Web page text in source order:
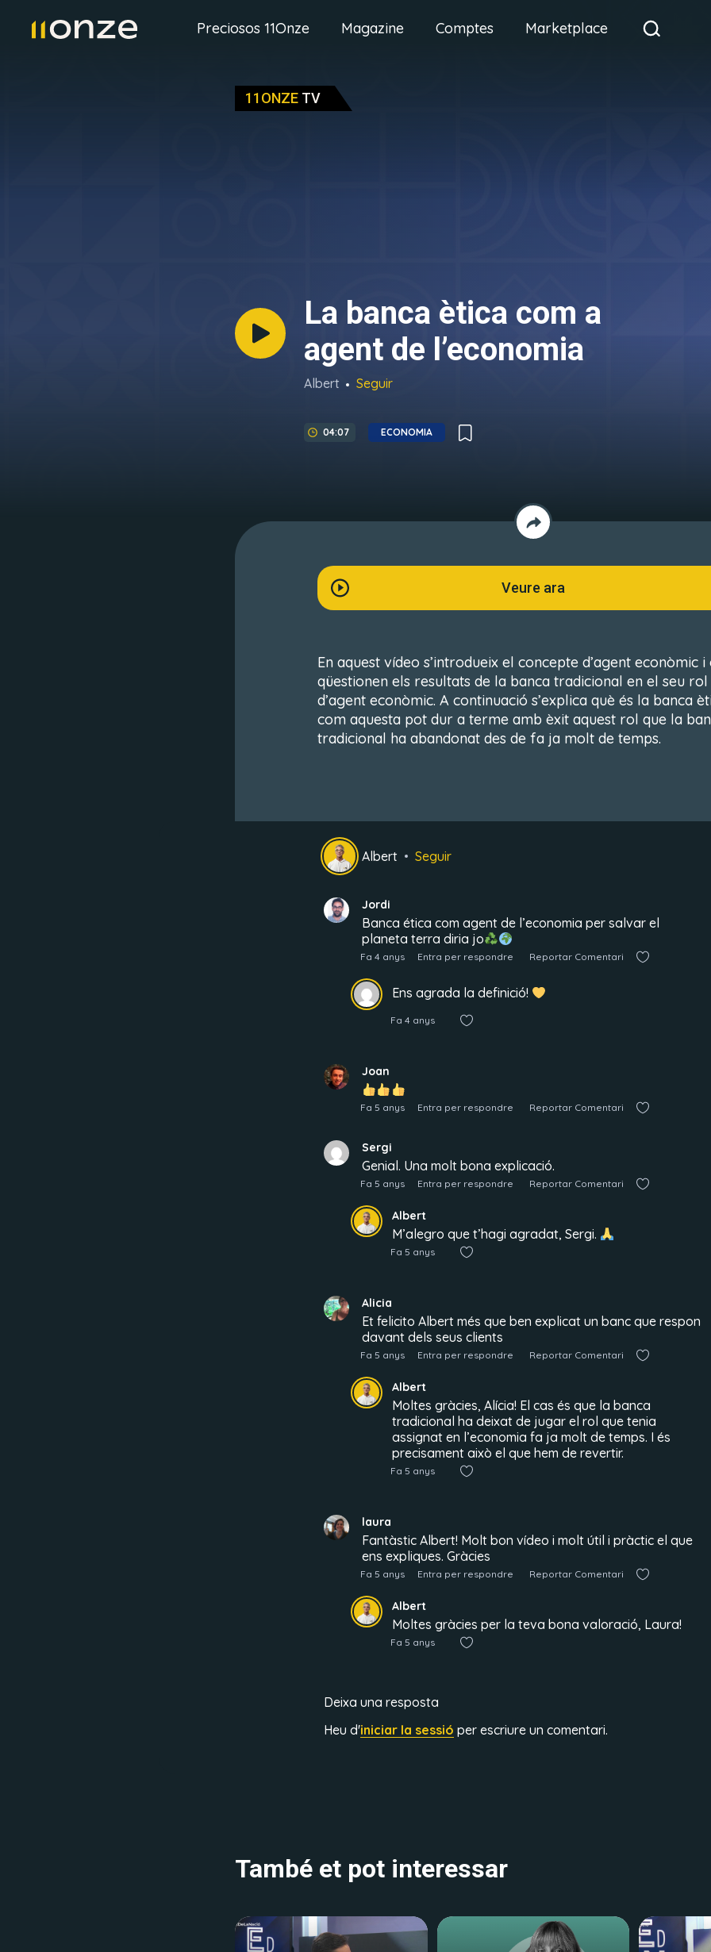
Preciosos 11Onze Magazine Comptes Marketplace
11ONZE TV
La banca ètica com a
agent de l’economia
Albert Seguir
04:07 ECONOMIA
Veure ara
En aquest vídeo s’introdueix el concepte d’agent econòmic i
qüestionen els resultats de la banca tradicional en el seu rol
d’agent econòmic. A continuació s’explica què és la banca
com aquesta pot dur a terme amb èxit aquest rol que la
tradicional ha abandonat des de fa ja molt de temps.
Albert Seguir
Jordi
Banca ética com agent de l’economia per salvar el
planeta terra diria jo
Fa 4 anys Entra per respondre Reportar Comentari
Ens agrada la definició!
Fa 4 anys
Joan
Fa 5 anys Entra per respondre Reportar Comentari
Sergi
Genial. Una molt bona explicació.
Fa 5 anys Entra per respondre Reportar Comentari
Albert
M’alegro que t’hagi agradat, Sergi.
Fa 5 anys
Alicia
Et felicito Albert més que ben explicat un banc que respon
davant dels seus clients
Fa 5 anys Entra per respondre Reportar Comentari
Albert
Moltes gràcies, Alícia! El cas és que la banca
tradicional ha deixat de jugar el rol que tenia
assignat en l’economia fa ja molt de temps. I és
precisament això el que hem de revertir.
Fa 5 anys
laura
Fantàstic Albert! Molt bon vídeo i molt útil i pràctic el que
ens expliques. Gràcies
Fa 5 anys Entra per respondre Reportar Comentari
Albert
Moltes gràcies per la teva bona valoració, Laura!
Fa 5 anys
Deixa una resposta
Heu d'iniciar la sessió per escriure un comentari.
També et pot interessar